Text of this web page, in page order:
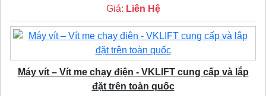
Giá: Liên Hệ
Máy vít – Vít me chạy điện - VKLIFT cung cấp và lắp
đặt trên toàn quốc